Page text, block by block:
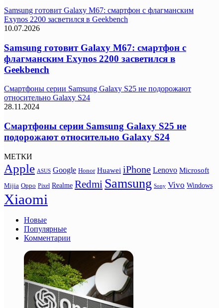
Samsung готовит Galaxy M67: смартфон с флагманским
Exynos 2200 засветился в Geekbench
10.07.2026
Samsung готовит Galaxy M67: смартфон с
флагманским Exynos 2200 засветился в
Geekbench
Смартфоны серии Samsung Galaxy S25 не подорожают
относительно Galaxy S24
28.11.2024
Смартфоны серии Samsung Galaxy S25 не
подорожают относительно Galaxy S24
МЕТКИ
Apple ASUS Google Honor Huawei iPhone Lenovo Microsoft
Mijia Oppo Pixel Realme Redmi Samsung Sony Vivo Windows
Xiaomi
Новые
Популярные
Комментарии